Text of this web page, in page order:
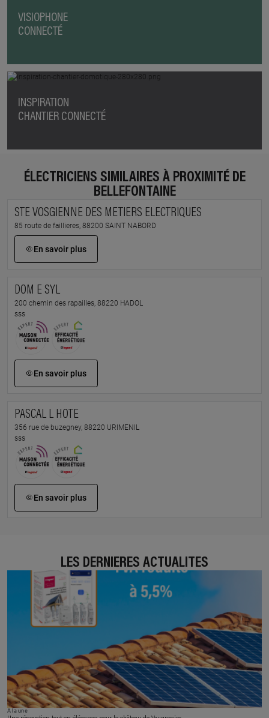
VISIOPHONE
CONNECTÉ
INSPIRATION
CHANTIER CONNECTÉ
ÉLECTRICIENS SIMILAIRES À PROXIMITÉ DE
BELLEFONTAINE
STE VOSGIENNE DES METIERS ELECTRIQUES
85 route de faillieres, 88200 SAINT NABORD
En savoir plus
DOM E SYL
200 chemin des rapailles, 88220 HADOL
sss
En savoir plus
PASCAL L HOTE
356 rue de buzegney, 88220 URIMENIL
sss
En savoir plus
LES DERNIÈRES ACTUALITÉS
À la une